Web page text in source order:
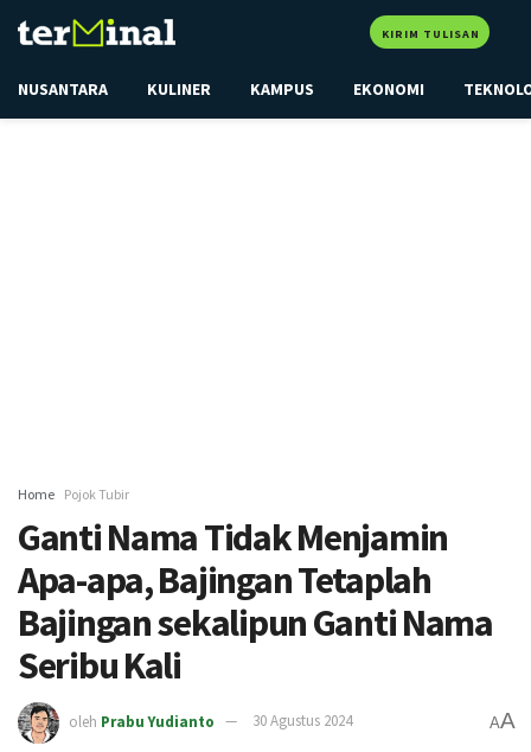
KIRIM TULISAN
NUSANTARA KULINER KAMPUS EKONOMI
Home Pojok Tubir
Ganti Nama Tidak Menjamin
Apa-apa, Bajingan Tetaplah
Bajingan sekalipun Ganti Nama
Seribu Kali
oleh Prabu Yudianto 30 Agustus 2024 AA